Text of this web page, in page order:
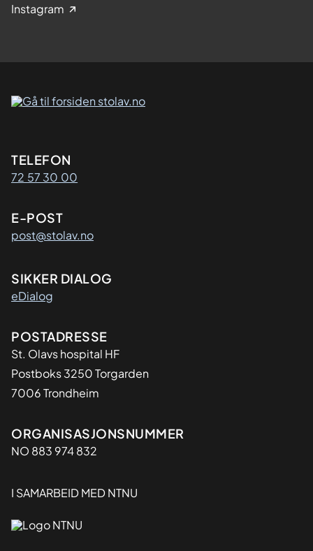
Instagram
Kontaktinformasjon
TELEFON
72 57 30 00
E-POST
post@stolav.no
SIKKER DIALOG
eDialog
Adresse
POSTADRESSE
St. Olavs hospital HF
Postboks 3250 Torgarden
7006 Trondheim
Organisasjon
ORGANISASJONSNUMMER
NO 883 974 832
I SAMARBEID MED NTNU